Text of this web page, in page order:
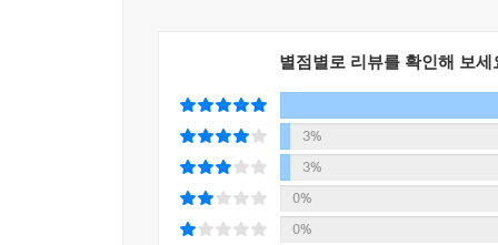
별점별로 리뷰를 확인해 보세
3%
3%
0%
0%